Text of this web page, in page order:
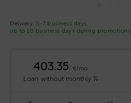
Delivery: 5-7 business days,
up to 10 business days during promotions